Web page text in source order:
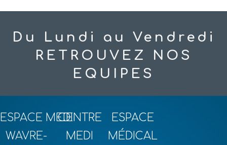
Du Lundi au Vendredi
RETROUVEZ NOS
EQUIPES
ESPACE MEDI
WAVRE-
CENTRE
MEDI
ESPACE
MÉDICAL